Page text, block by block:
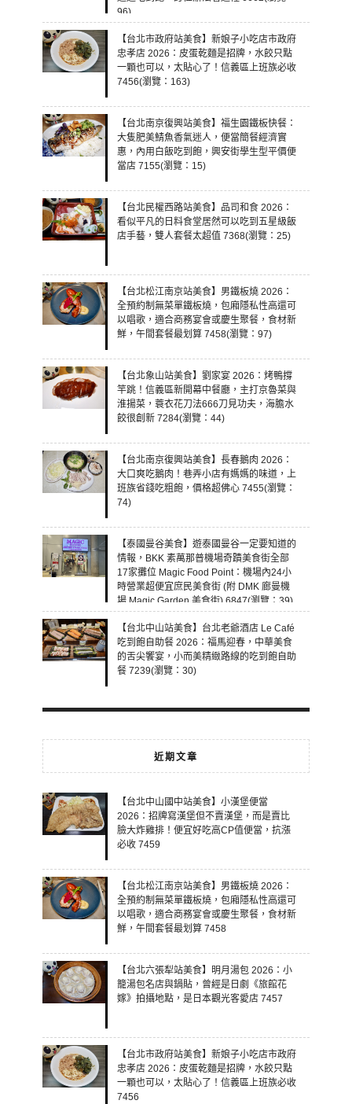
96)
【台北市政府站美食】新娘子小吃店市政府
忠孝店 2026：皮蛋乾麵是招牌，水餃只點
一顆也可以，太貼心了！信義區上班族必收
7456(瀏覽：163)
【台北南京復興站美食】福生園鐵板快餐：
大隻肥美鯖魚香氣迷人，便當簡餐經濟實
惠，內用白飯吃到飽，興安街學生型平價便
當店 7155(瀏覽：15)
【台北民權西路站美食】品司和食 2026：
看似平凡的日料食堂居然可以吃到五星級飯
店手藝，雙人套餐太超值 7368(瀏覽：25)
【台北松江南京站美食】男鐵板燒 2026：
全預約制無菜單鐵板燒，包廂隱私性高還可
以唱歌，適合商務宴會或慶生聚餐，食材新
鮮，午間套餐最划算 7458(瀏覽：97)
【台北象山站美食】劉家宴 2026：烤鴨撐
竿跳！信義區新開幕中餐廳，主打京魯菜與
淮揚菜，蓑衣花刀法666刀見功夫，海膽水
餃很創新 7284(瀏覽：44)
【台北南京復興站美食】長春鵝肉 2026：
大口爽吃鵝肉！巷弄小店有媽媽的味道，上
班族省錢吃粗飽，價格超佛心 7455(瀏覽：
74)
【泰國曼谷美食】遊泰國曼谷一定要知道的
情報，BKK 素萬那普機場奇蹟美食街全部
17家攤位 Magic Food Point：機場內24小
時營業超便宜庶民美食街 (附 DMK 廊曼機
場 Magic Garden 美食街) 6847(瀏覽：39)
【台北中山站美食】台北老爺酒店 Le Café
吃到飽自助餐 2026：福馬迎春，中華美食
的舌尖饗宴，小而美精緻路線的吃到飽自助
餐 7239(瀏覽：30)
近期文章
【台北中山國中站美食】小漢堡便當
2026：招牌寫漢堡但不賣漢堡，而是賣比
臉大炸雞排！便宜好吃高CP值便當，抗漲
必收 7459
【台北松江南京站美食】男鐵板燒 2026：
全預約制無菜單鐵板燒，包廂隱私性高還可
以唱歌，適合商務宴會或慶生聚餐，食材新
鮮，午間套餐最划算 7458
【台北六張犁站美食】明月湯包 2026：小
籠湯包名店與鍋貼，曾經是日劇《旅館花
嫁》拍攝地點，是日本觀光客愛店 7457
【台北市政府站美食】新娘子小吃店市政府
忠孝店 2026：皮蛋乾麵是招牌，水餃只點
一顆也可以，太貼心了！信義區上班族必收
7456